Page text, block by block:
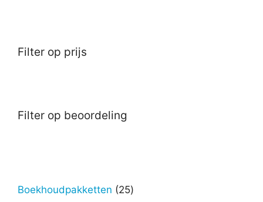
Filter op prijs
Filter op beoordeling
Boekhoudpakketten 2525